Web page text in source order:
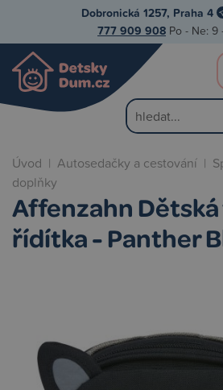
Dobronická 1257, Praha 4
777 909 908 Po - Ne: 9
Úvod | Autosedačky a cestování |
doplňky
Affenzahn Dětská
řídítka - Panther